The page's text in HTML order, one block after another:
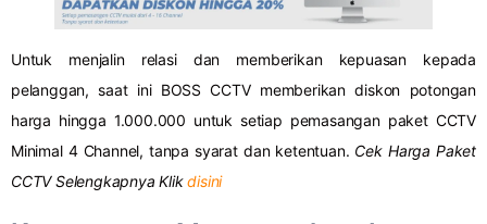
Untuk menjalin relasi dan memberikan kepuasan kepada
pelanggan, saat ini BOSS CCTV memberikan diskon potongan
harga hingga 1.000.000 untuk setiap pemasangan paket CCTV
Minimal 4 Channel, tanpa syarat dan ketentuan. Cek Harga Paket
CCTV Selengkapnya Klikdisini